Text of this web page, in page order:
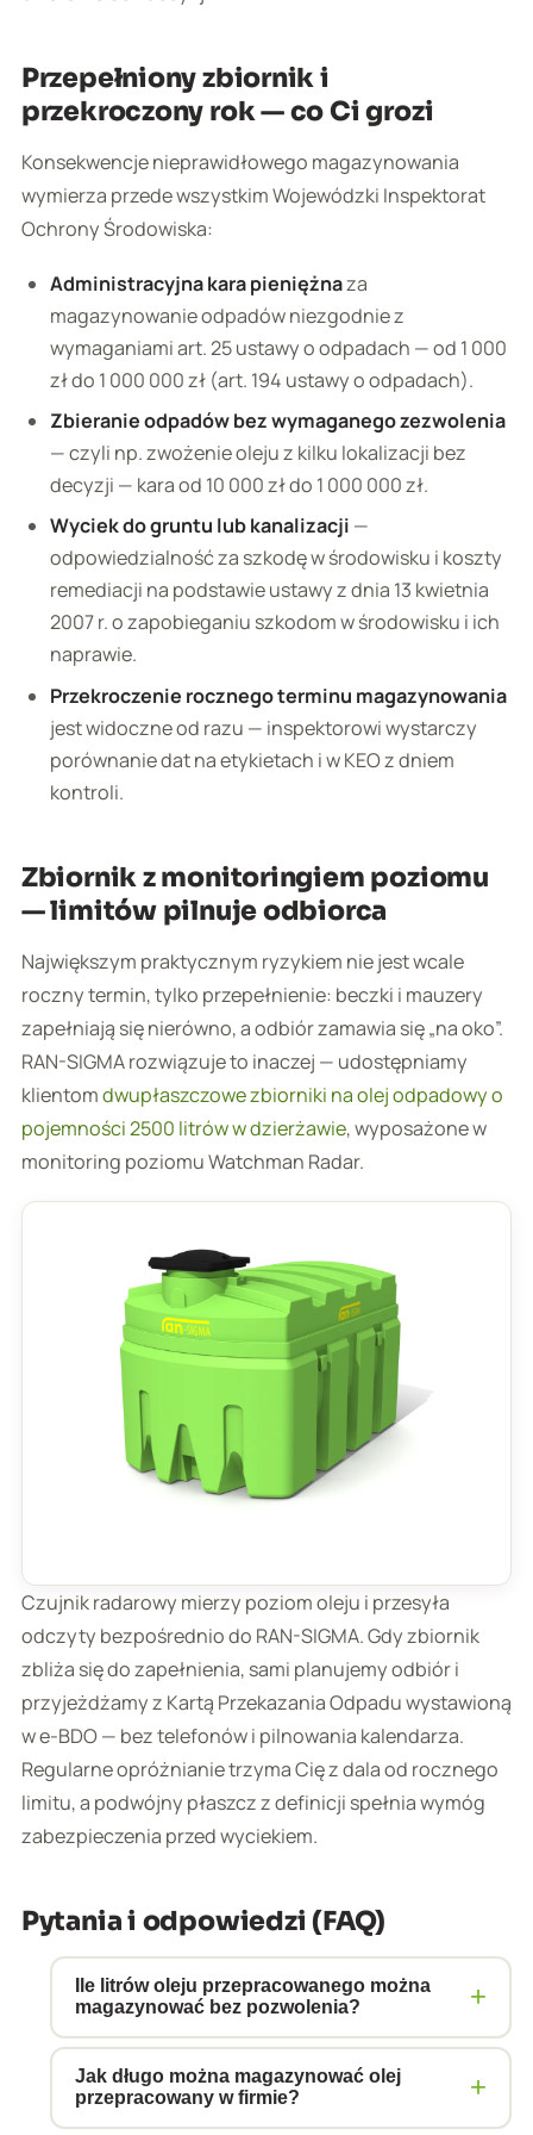
Przepełniony zbiornik i
przekroczony rok — co Ci grozi
Konsekwencje nieprawidłowego magazynowania
wymierza przede wszystkim Wojewódzki Inspektorat
Ochrony Środowiska:
Administracyjna kara pieniężnaza
magazynowanie odpadów niezgodnie z
wymaganiami art. 25 ustawy o odpadach — od 1 000
zł do 1 000 000 zł (art. 194 ustawy o odpadach).
Zbieranie odpadów bez wymaganego zezwolenia
— czyli np. zwożenie oleju z kilku lokalizacji bez
decyzji — kara od 10 000 zł do 1 000 000 zł.
Wyciek do gruntu lub kanalizacji —
odpowiedzialność za szkodę w środowisku i koszty
remediacji na podstawie ustawy z dnia 13 kwietnia
2007 r. o zapobieganiu szkodom w środowisku i ich
naprawie.
Przekroczenie rocznego terminu magazynowania
jest widoczne od razu — inspektorowi wystarczy
porównanie dat na etykietach i w KEO z dniem
kontroli.
Zbiornik z monitoringiem poziomu
— limitów pilnuje odbiorca
Największym praktycznym ryzykiem nie jest wcale
roczny termin, tylko przepełnienie: beczki i mauzery
zapełniają się nierówno, a odbiór zamawia się „na oko”.
RAN-SIGMA rozwiązuje to inaczej — udostępniamy
klientomdwupłaszczowe zbiorniki na olej odpadowy o
pojemności 2500 litrów w dzierżawie, wyposażone w
monitoring poziomu Watchman Radar.
Czujnik radarowy mierzy poziom oleju i przesyła
odczyty bezpośrednio do RAN-SIGMA. Gdy zbiornik
zbliża się do zapełnienia, sami planujemy odbiór i
przyjeżdżamy z Kartą Przekazania Odpadu wystawioną
w e-BDO — bez telefonów i pilnowania kalendarza.
Regularne opróżnianie trzyma Cię z dala od rocznego
limitu, a podwójny płaszcz z definicji spełnia wymóg
zabezpieczenia przed wyciekiem.
Pytania i odpowiedzi (FAQ)
Ile litrów oleju przepracowanego można
magazynować bez pozwolenia?
+
Ustawa o odpadach nie określa limitu
objętościowego dla wstępnego
Jak długo można magazynować olej
przepracowany w firmie?
+